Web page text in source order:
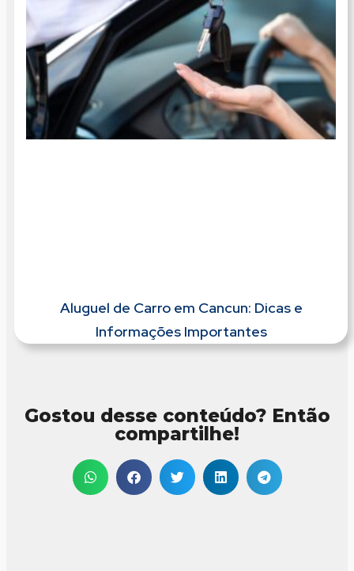
Aluguel de Carro em Cancun: Dicas e
Informações Importantes
Gostou desse conteúdo? Então
compartilhe!